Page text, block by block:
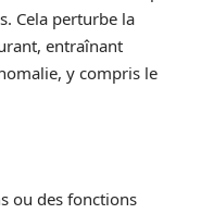
Cela perturbe la
entraînant
y compris le
ou des fonctions